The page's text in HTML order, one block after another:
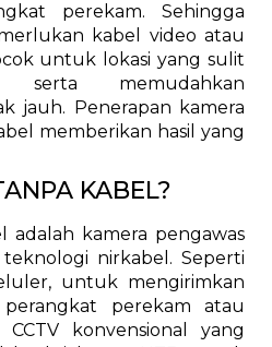
perekam. Sehingga
kabel video atau
untuk lokasi yang sulit
serta memudahkan
jauh. Penerapan kamera
memberikan hasil yang
KABEL?
adalah kamera pengawas
nirkabel. Seperti
untuk mengirimkan
perekam atau
konvensional yang